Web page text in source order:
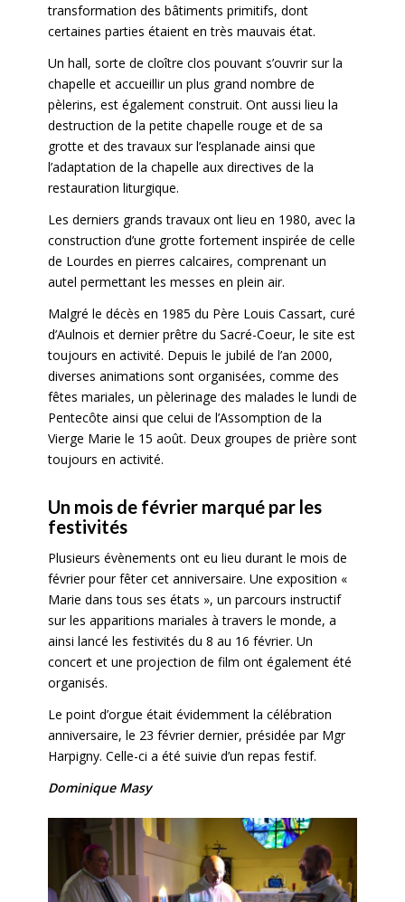
transformation des bâtiments primitifs, dont
certaines parties étaient en très mauvais état.
Un hall, sorte de cloître clos pouvant s’ouvrir sur la
chapelle et accueillir un plus grand nombre de
pèlerins, est également construit. Ont aussi lieu la
destruction de la petite chapelle rouge et de sa
grotte et des travaux sur l’esplanade ainsi que
l’adaptation de la chapelle aux directives de la
restauration liturgique.
Les derniers grands travaux ont lieu en 1980, avec la
construction d’une grotte fortement inspirée de celle
de Lourdes en pierres calcaires, comprenant un
autel permettant les messes en plein air.
Malgré le décès en 1985 du Père Louis Cassart, curé
d’Aulnois et dernier prêtre du Sacré-Coeur, le site est
toujours en activité. Depuis le jubilé de l’an 2000,
diverses animations sont organisées, comme des
fêtes mariales, un pèlerinage des malades le lundi de
Pentecôte ainsi que celui de l’Assomption de la
Vierge Marie le 15 août. Deux groupes de prière sont
toujours en activité.
Un mois de février marqué par les
festivités
Plusieurs évènements ont eu lieu durant le mois de
février pour fêter cet anniversaire. Une exposition «
Marie dans tous ses états », un parcours instructif
sur les apparitions mariales à travers le monde, a
ainsi lancé les festivités du 8 au 16 février. Un
concert et une projection de film ont également été
organisés.
Le point d’orgue était évidemment la célébration
anniversaire, le 23 février dernier, présidée par Mgr
Harpigny. Celle-ci a été suivie d’un repas festif.
Dominique Masy